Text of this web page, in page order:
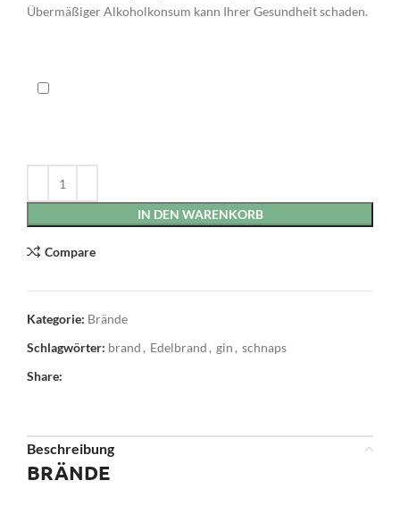
Übermäßiger Alkoholkonsum kann Ihrer Gesundheit schaden.
IN DEN WARENKORB
Compare
Kategorie: Brände
Schlagwörter: brand, Edelbrand, gin, schnaps
Share:
Beschreibung
BRÄNDE